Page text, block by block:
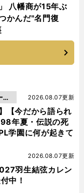
八幡商が15年ぶ
かんだ"名門復
【今だから語られ
年夏・伝説の死
学園に何が起きて
2026.08.07更新
バ
羽生結弦カレン
中！
2026.08.07更新